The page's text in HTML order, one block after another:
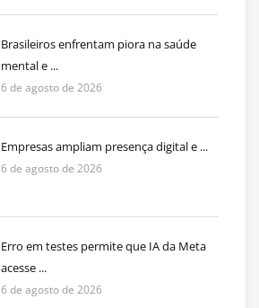
Brasileiros enfrentam piora na saúde
mental e ...
6 de agosto de 2026
Empresas ampliam presença digital e ...
6 de agosto de 2026
Erro em testes permite que IA da Meta
acesse ...
6 de agosto de 2026